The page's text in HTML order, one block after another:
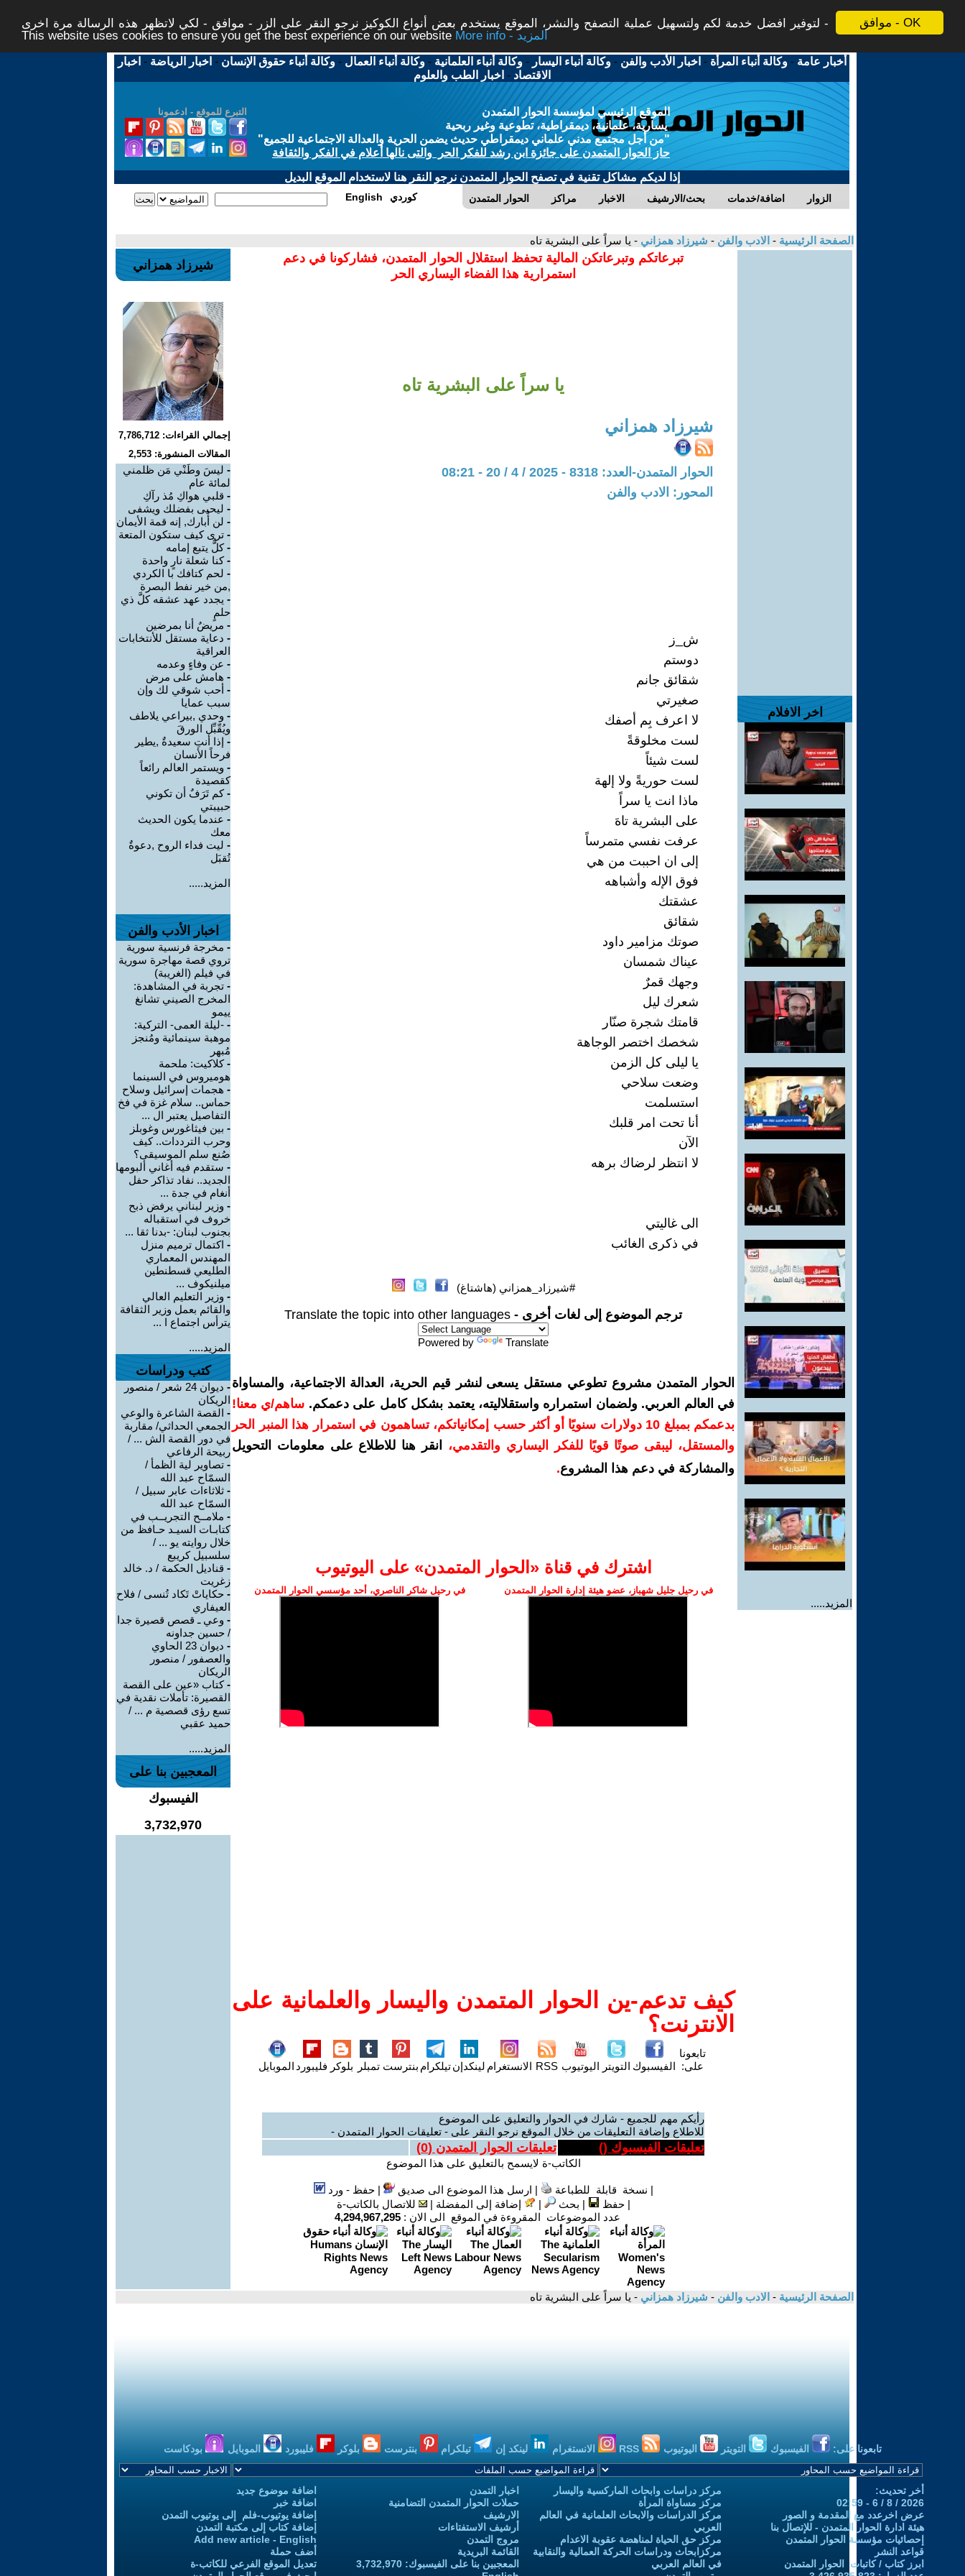
موافق - OK
لتوفير افضل خدمة لكم ولتسهيل عملية التصفح والنشر، الموقع يستخدم بعض أنواع الكوكيز نرجو النقر على الزر - موافق - لكي لاتظهر هذه الرسالة مرة اخرى -
This website uses cookies to ensure you get the best experience on our website
More info - المزيد
أخبار عامة -وكالة أنباء المرأة - اخبار الأدب والفن -وكالة أنباء اليسار -وكالة أنباء العلمانية -وكالة أنباء العمال -وكالة أنباء حقوق الإنسان - اخبار الرياضة - اخبار
الاقتصاد - اخبار الطب والعلوم
التبرع للموقع - ادعمونا
الموقع الرئيسي لمؤسسة الحوار المتمدن
يسارية، علمانية، ديمقراطية، تطوعية وغير ربحية
"من أجل مجتمع مدني علماني ديمقراطي حديث يضمن الحرية والعدالة الاجتماعية للجميع"
حاز الحوار المتمدن على جائزة ابن رشد للفكر الحر والتى نالها أعلام في الفكر والثقافة
إذا لديكم مشاكل تقنية في تصفح الحوار المتمدن نرجو النقر هنا لاستخدام الموقع البديل
الحوار المتمدن مراكز الاخبار بحث/الارشيف اضافة/خدمات الزوار English كوردي
الصفحة الرئيسية - الادب والفن - شيرزاد همزاني - يا سراً على البشرية تاه
اخر الافلام
المزيد.....
تبرعاتكم وتبرعاتكن المالية تحفظ استقلال الحوار المتمدن، فشاركونا في دعم
استمرارية هذا الفضاء اليساري الحر
يا سراً على البشرية تاه
شيرزاد همزاني
الحوار المتمدن-العدد: 8318 - 2025 / 4 / 20 - 08:21
المحور: الادب والفن
ش_ز
دوستم
شقائق جانم
صغيرتي
لا اعرف بِم أصفك
لست مخلوقةً
لست شيئاً
لست حوريةً ولا إلهة
ماذا انت يا سراً
على البشرية تاهَ
عرفت نفسي متمرساً
إلى ان احببت من هي
فوق الإله وأشباهه
عشقتك
شقائق
صوتك مزامير داود
عيناك شمسان
وجهك قمرٌ
شعرك ليل
قامتك شجرة صنّار
شخصك اختصر الوجاهة
يا ليلى كل الزمن
وضعت سلاحي
استسلمت
أنا تحت امر قلبك
الآن
لا انتظر لرضاك برهه
الى غاليتي
في ذكرى الغائب
#شيرزاد_همزاني (هاشتاغ)
ترجم الموضوع إلى لغات أخرى - Translate the topic into other languages
Powered by Translate
الحوار المتمدن مشروع تطوعي مستقل يسعى لنشر قيم الحرية، العدالة الاجتماعية، والمساواة
في العالم العربي. ولضمان استمراره واستقلاليته، يعتمد بشكل كامل على دعمكم. ساهم/ي معنا!
بدعمكم بمبلغ 10 دولارات سنويًا أو أكثر حسب إمكانياتكم، تساهمون في استمرار هذا المنبر الحر
والمستقل، ليبقى صوتًا قويًا للفكر اليساري والتقدمي،
انقر هنا للاطلاع على معلومات التحويل
والمشاركة في دعم هذا المشروع.
اشترك في قناة ‫«الحوار المتمدن» على اليوتيوب
في رحيل جليل شهباز، عضو هيئة إدارة الحوار المتمدن في رحيل شاكر الناصري، أحد مؤسسي الحوار المتمدن
كيف تدعم-ين الحوار المتمدن واليسار والعلمانية على
الانترنت؟
تابعونا
على: الفيسبوك التويتر اليوتيوب RSS الانستغرام لينكدإنتيلكرام بنترست تمبلر بلوكر فليبورد الموبايل
رأيكم مهم للجميع - شارك في الحوار والتعليق على الموضوع
للاطلاع وإضافة التعليقات من خلال الموقع نرجو النقر على - تعليقات الحوار المتمدن -
تعليقات الفيسبوك () تعليقات الحوار المتمدن (0
)
الكاتب-ة لايسمح بالتعليق على هذا الموضوع
| نسخة قابلة للطباعة | ارسل هذا الموضوع الى صديق |حفظ - ورد
|حفظ | بحث | إضافة إلى المفضلة |
للاتصال بالكاتب-ة
عدد الموضوعات المقروءة في الموقع الى الان : 4,294,967,295
شيرزاد همزاني
إجمالي القراءات: 7,786,712
المقالات المنشورة: 2,553
- ليسَ وطَنْي مَن ظلمني
لمائة عام
- قلبي هواكِ مُذ رآكِ
- ليحيى بفضلك ويشفى
- لن أُبارك, إنه قمة الأيمان
- ترى كيف ستكون المتعة
-كلٌّ يتبع إمامه
-كنا شعلة نارٍ واحدة
- لحم كتافك با الكردي
,من خير نفط البصرة
- يجدد عهد عشقه كلَّ ذي
حلمٍ
- مريضٌ أنا بمرضين
- دعاية مستقل للأنتخابات
العراقية
- عن وفاءٍ وعدمه
- هامش على مرض
- أحب شوقي لك وإن
سبب عمايا
- وحدي ,بيراعي يلاطف
ويُقّبِّل الورقَ
- إذا أنتِ سعيدةٌ ,يطير
فرحاً الأنسان
- ويستمر العالم رائعاً
كقصيدة
-كم تَرَفٌ أن تكوني
حبيبتي
- عندما يكون الحديث
معك
- ليت فداء الروح ,دعوةٌ
تُقبَل
المزيد.....
اخبار الأدب والفن
- مخرجة فرنسية سورية
تروي قصة مهاجرة سورية
في فيلم (الغريبة)
- تجربة في المشاهدة:
المخرج الصيني تشانغ
ييمو
- -ليلة العمى- التركية:
موهبة سينمائية ومُنجز
مُبهر
-كلاكيت: ملحمة
هوميروس في السينما
- هجمات إسرائيل وسلاح
حماس.. سلام غزة في فخ
التفاصيل يعتبر ال ...
- بين فيثاغورس وغوبلز
وحرب الترددات.. كيف
صُنع سلم الموسيقى؟
- ستقدم فيه أغاني ألبومها
الجديد.. نفاد تذاكر حفل
أنغام في جدة ...
- وزير لبناني يرفض ذبح
خروف في استقباله
بجنوب لبنان: -بدنا ثقا ...
- اكتمال ترميم منزل
المهندس المعماري
الطليعي قسطنطين
ميلنيكوف ...
- وزير التعليم العالي
والقائم بعمل وزير الثقافة
يترأس اجتماع ا ...
المزيد.....
كتب ودراسات
-
ديوان 24 شعر / منصور
الريكان
- القصة الشاعرة والوعي
الجمعي الحداثي/ مقاربة
في دور القصة الش ... /
ربيحة الرفاعي
- تصاوير لية الظمأ /
السمّاح عبد الله
- ثلاثاءات عابر سبيل /
السمّاح عبد الله
- ملامــح التجريــب في
كتابـات السيـد حـافظ من
خلال روايته يو ... /
سلسبيل كريبع
- قناديل الحكمة / د. خالد
زغريت
- حكاياتْ تَكاد تُنسى / فلاح
العيفاري
- وعي ـ قصص قصيرة جدا
/ حسين جداونه
-
ديوان 23 الحاوي
والعصفور / منصور
الريكان
-كتاب «عين على القصة
القصيرة: تأملات نقدية في
تسع رؤى قصصية م ... /
حميد عقبي
المزيد.....
المعجبين بنا على
الفيسبوك
3,732,970
الصفحة الرئيسية - الادب والفن - شيرزاد همزاني - يا سراً على البشرية تاه
تابعونا على: الفيسبوك التويتر اليوتيوب الانستغرام لينكد إن تيلكرام بنترست بلوكر فليبورد الموبايل بودكاست
أخر تحديث:
2026 / 8 / 6 - 02:59
عرض اخرعدد مع المقدمة و الصور
هيئة ادارة الحوار المتمدن - للإتصال بنا
إحصائيات مؤسسة الحوار المتمدن
قواعد النشر
ابرز كتاب / كاتبات الحوار المتمدن
مركز دراسات وابحاث الماركسية واليسار
مركز مساواة المرأة
مركز الدراسات والابحاث العلمانية في العالم
العربي
مركز حق الحياة لمناهضة عقوبة الاعدام
مركزابحاث ودراسات الحركة العمالية والنقابية
في العالم العربي
اخبار التمدن
حملات الحوار المتمدن التضامنية
الارشيف
أرشيف الاستفتاءات
مروج التمدن
القائمة البريدية
المعجبين بنا على الفيسبوك: 3,732,970
اضافة موضوع جديد
اضافة خبر
إضافة يوتيوب-فلم إلى يوتيوب التمدن
إضافة كتاب إلى مكتبة التمدن
Add new article - English
أضف حملة
تعديل الموقع الفرعي للكاتب-ة